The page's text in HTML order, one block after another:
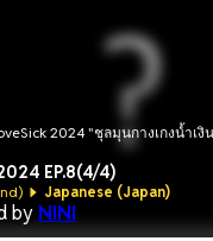
2024 "ชุลมุนกางเกงน้ำเงิน
EP.8(4/4)
Japanese (Japan)
by NINI